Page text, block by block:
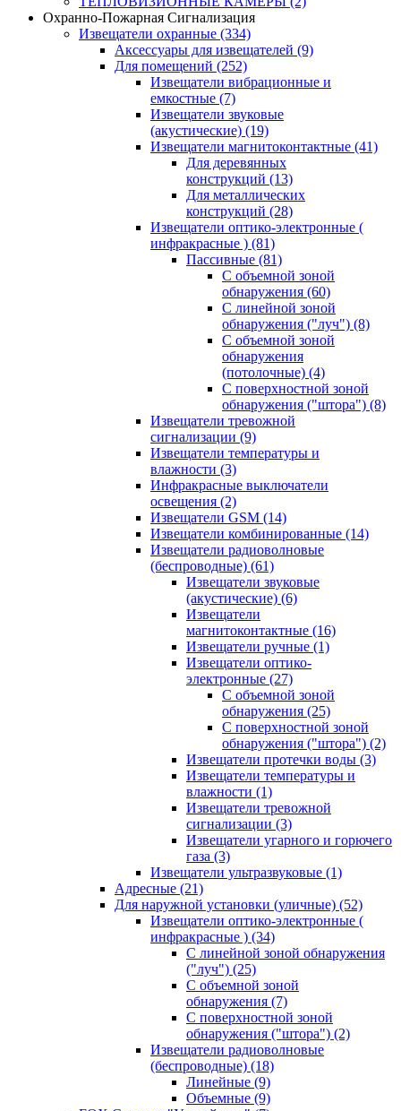
Охранно-Пожарная Сигнализация
Извещатели охранные (334)
Аксессуары для извещателей (9)
Для помещений (252)
Извещатели вибрационные и
емкостные (7)
Извещатели звуковые
(акустические) (19)
Извещатели магнитоконтактные (41)
Для деревянных
конструкций (13)
Для металлических
конструкций (28)
Извещатели оптико-электронные (
инфракрасные ) (81)
Пассивные (81)
С объемной зоной
обнаружения (60)
С линейной зоной
обнаружения ("луч") (8)
С объемной зоной
обнаружения
(потолочные) (4)
С поверхностной зоной
обнаружения ("штора") (8)
Извещатели тревожной
сигнализации (9)
Извещатели температуры и
влажности (3)
Инфракрасные выключатели
освещения (2)
Извещатели GSM (14)
Извещатели комбинированные (14)
Извещатели радиоволновые
(беспроводные) (61)
Извещатели звуковые
(акустические) (6)
Извещатели
магнитоконтактные (16)
Извещатели ручные (1)
Извещатели оптико-
электронные (27)
С объемной зоной
обнаружения (25)
С поверхностной зоной
обнаружения ("штора") (2)
Извещатели протечки воды (3)
Извещатели температуры и
влажности (1)
Извещатели тревожной
сигнализации (3)
Извещатели угарного и горючего
газа (3)
Извещатели ультразвуковые (1)
Адресные (21)
Для наружной установки (уличные) (52)
Извещатели оптико-электронные (
инфракрасные ) (34)
С линейной зоной обнаружения
("луч") (25)
С объемной зоной
обнаружения (7)
С поверхностной зоной
обнаружения ("штора") (2)
Извещатели радиоволновые
(беспроводные) (18)
Линейные (9)
Объемные (9)